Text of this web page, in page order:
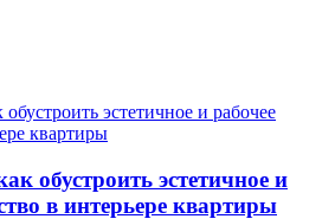
обустроить эстетичное и
в интерьере квартиры